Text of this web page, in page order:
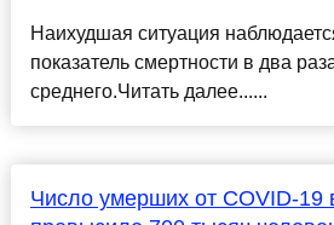
Наихудшая ситуация
показатель смертности в два
среднего.Читать далее......
Число умерших от COVID-19